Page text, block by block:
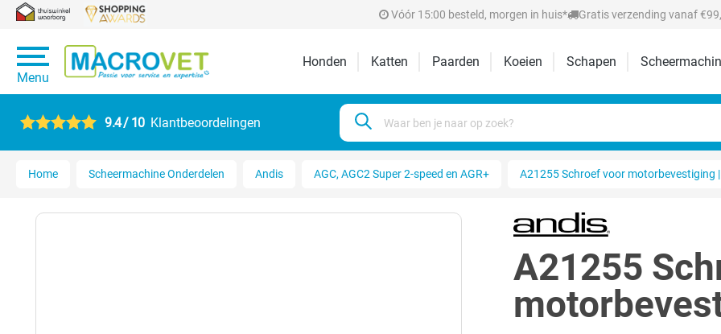
Vóór 15:00 besteld, morgen in huis* Gratis verzending vanaf
Menu
Honden Katten Paarden Koeien Schapen
9.4 / 10 Klantbeoordelingen
Home Scheermachine Onderdelen Andis AGC, AGC2 Super 2-speed en AGR+ A21255 Schroef voor motorbevestiging
A21255